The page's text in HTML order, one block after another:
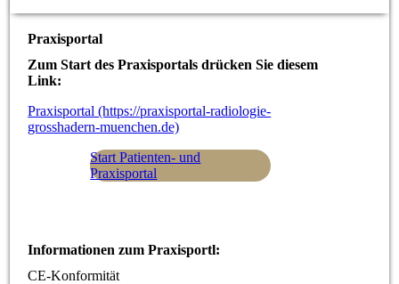
Praxisportal
Zum Start des Praxisportals drücken Sie diesem
Link:
Praxisportal (https://praxisportal-radiologie-
grosshadern-muenchen.de)
Start Patienten- und
Praxisportal
Informationen zum Praxisportl:
CE-Konformität